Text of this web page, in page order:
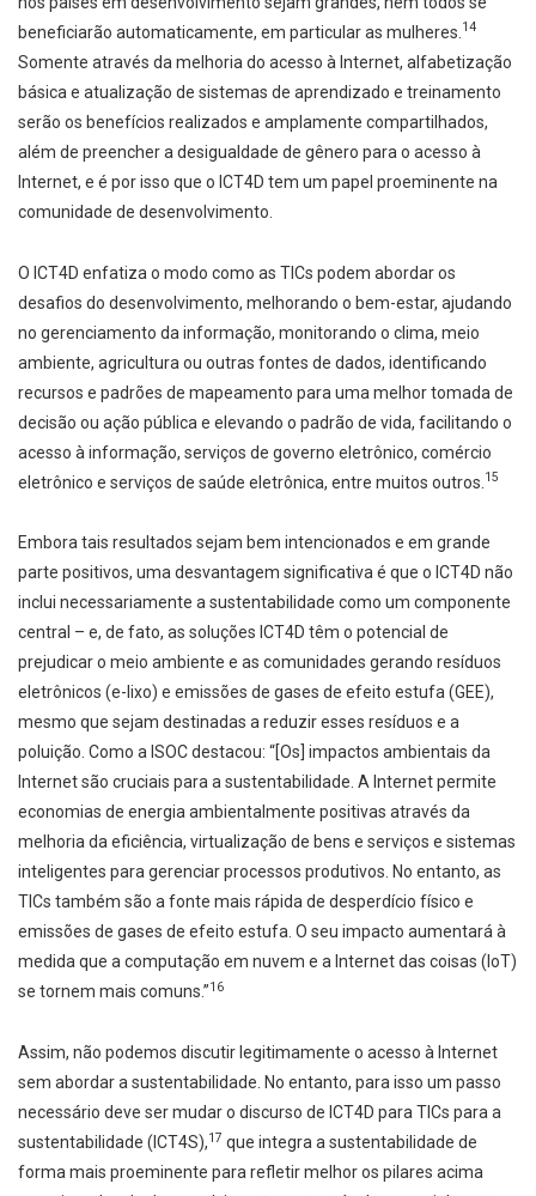
beneficiarão automaticamente, em particular as mulheres. 14
Somente através da melhoria do acesso à Internet, alfabetização
básica e atualização de sistemas de aprendizado e treinamento
serão os benefícios realizados e amplamente compartilhados,
além de preencher a desigualdade de gênero para o acesso à
Internet, e é por isso que o ICT4D tem um papel proeminente na
comunidade de desenvolvimento.
O ICT4D enfatiza o modo como as TICs podem abordar os
desafios do desenvolvimento, melhorando o bem-estar, ajudando
no gerenciamento da informação, monitorando o clima, meio
ambiente, agricultura ou outras fontes de dados, identificando
recursos e padrões de mapeamento para uma melhor tomada de
decisão ou ação pública e elevando o padrão de vida, facilitando o
acesso à informação, serviços de governo eletrônico, comércio
eletrônico e serviços de saúde eletrônica, entre muitos outros. 15
Embora tais resultados sejam bem intencionados e em grande
parte positivos, uma desvantagem significativa é que o ICT4D não
inclui necessariamente a sustentabilidade como um componente
central – e, de fato, as soluções ICT4D têm o potencial de
prejudicar o meio ambiente e as comunidades gerando resíduos
eletrônicos (e-lixo) e emissões de gases de efeito estufa (GEE),
mesmo que sejam destinadas a reduzir esses resíduos e a
poluição. Como a ISOC destacou: “[Os] impactos ambientais da
Internet são cruciais para a sustentabilidade. A Internet permite
economias de energia ambientalmente positivas através da
melhoria da eficiência, virtualização de bens e serviços e sistemas
inteligentes para gerenciar processos produtivos. No entanto, as
TICs também são a fonte mais rápida de desperdício físico e
emissões de gases de efeito estufa. O seu impacto aumentará à
medida que a computação em nuvem e a Internet das coisas (IoT)
se tornem mais comuns.”16
Assim, não podemos discutir legitimamente o acesso à Internet
sem abordar a sustentabilidade. No entanto, para isso um passo
necessário deve ser mudar o discurso de ICT4D para TICs para a
sustentabilidade (ICT4S),17 que integra a sustentabilidade de
forma mais proeminente para refletir melhor os pilares acima